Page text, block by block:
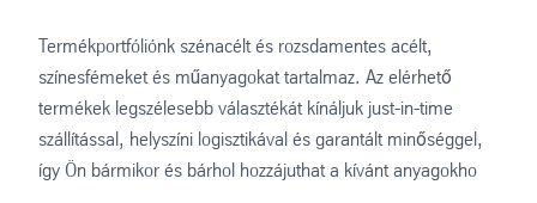
Termékportfóliónk szénacélt és rozsdamentes acélt,
színesfémeket és műanyagokat tartalmaz. Az elérhető
termékek legszélesebb választékát kínáljuk just-in-time
szállítással, helyszíni logisztikával és garantált minőséggel,
így Ön bármikor és bárhol hozzájuthat a kívánt anyagokho